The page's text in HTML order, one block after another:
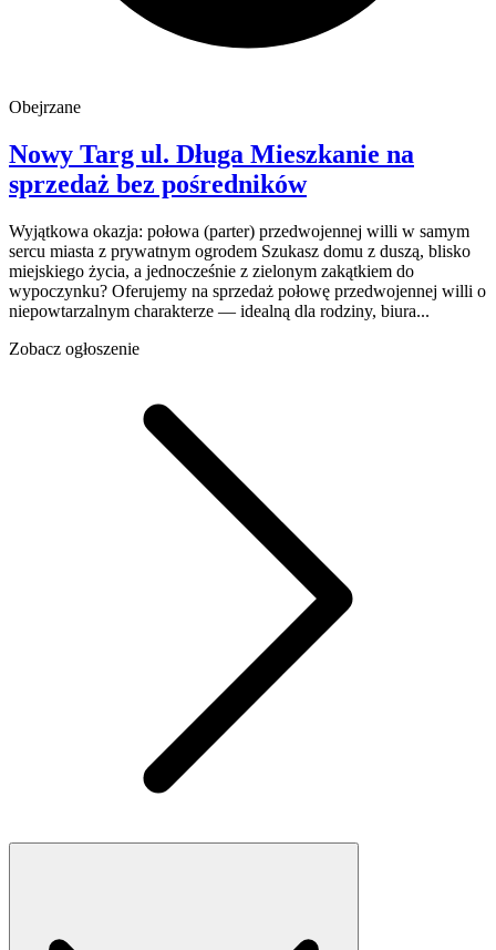
Obejrzane
Nowy Targ ul. Długa Mieszkanie na
sprzedaż bez pośredników
Wyjątkowa okazja: połowa (parter) przedwojennej willi w samym
sercu miasta z prywatnym ogrodem Szukasz domu z duszą, blisko
miejskiego życia, a jednocześnie z zielonym zakątkiem do
wypoczynku? Oferujemy na sprzedaż połowę przedwojennej willi o
niepowtarzalnym charakterze — idealną dla rodziny, biura...
Zobacz ogłoszenie